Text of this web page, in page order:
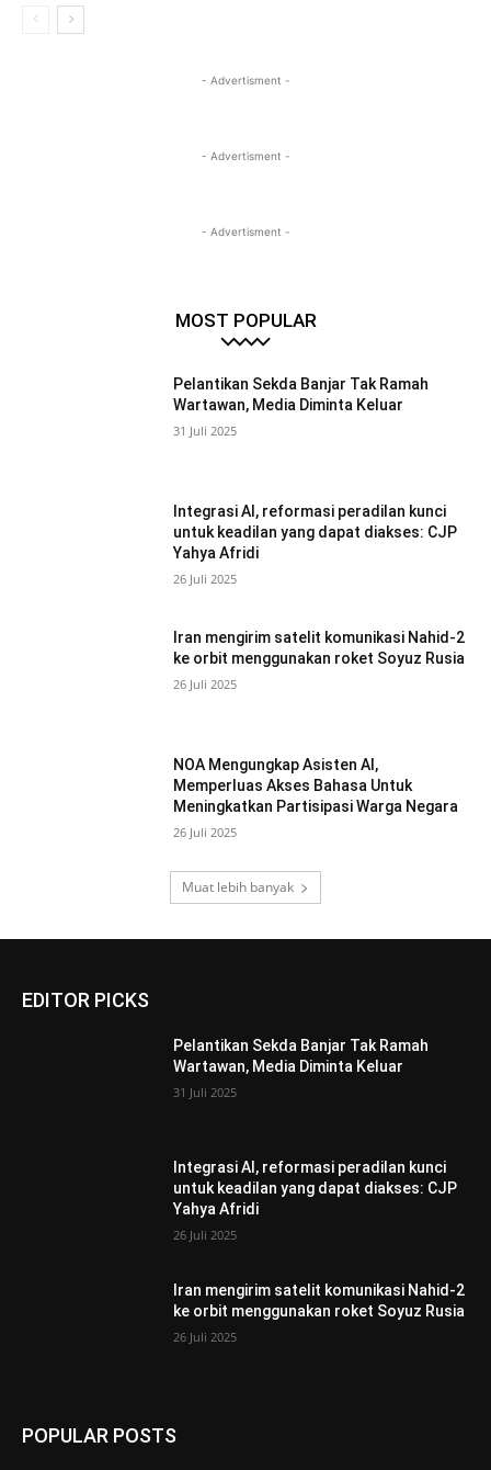
- Advertisment -
- Advertisment -
- Advertisment -
MOST POPULAR
Pelantikan Sekda Banjar Tak Ramah
Wartawan, Media Diminta Keluar
31 Juli 2025
Integrasi AI, reformasi peradilan kunci
untuk keadilan yang dapat diakses: CJP
Yahya Afridi
26 Juli 2025
Iran mengirim satelit komunikasi Nahid-2
ke orbit menggunakan roket Soyuz Rusia
26 Juli 2025
NOA Mengungkap Asisten AI,
Memperluas Akses Bahasa Untuk
Meningkatkan Partisipasi Warga Negara
26 Juli 2025
Muat lebih banyak
EDITOR PICKS
Pelantikan Sekda Banjar Tak Ramah
Wartawan, Media Diminta Keluar
31 Juli 2025
Integrasi AI, reformasi peradilan kunci
untuk keadilan yang dapat diakses: CJP
Yahya Afridi
26 Juli 2025
Iran mengirim satelit komunikasi Nahid-2
ke orbit menggunakan roket Soyuz Rusia
26 Juli 2025
POPULAR POSTS